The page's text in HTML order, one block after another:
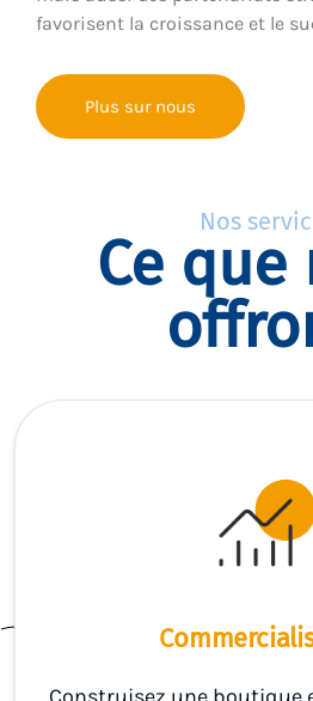
favorisent la croissance et le
Plus sur nous
Nos
Ce que
Construisez une boutique